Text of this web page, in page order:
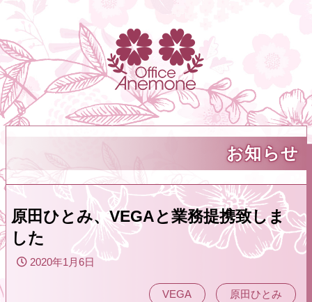
お知らせ
原田ひとみ、VEGAと業務提携致しま
した
2020年1月6日
VEGA 原田ひとみ